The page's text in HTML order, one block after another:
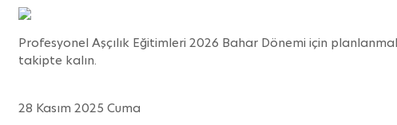
Profesyonel Aşçılık Eğitimleri 2026 Bahar Dönemi için
takipte kalın.
28 Kasım 2025 Cuma